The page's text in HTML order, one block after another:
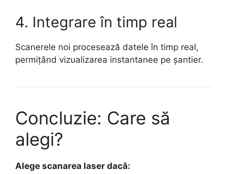
4. Integrare în timp real
Scanerele noi procesează datele în timp real,
permițând vizualizarea instantanee pe șantier.
Concluzie: Care să
alegi?
Alege scanarea laser dacă: